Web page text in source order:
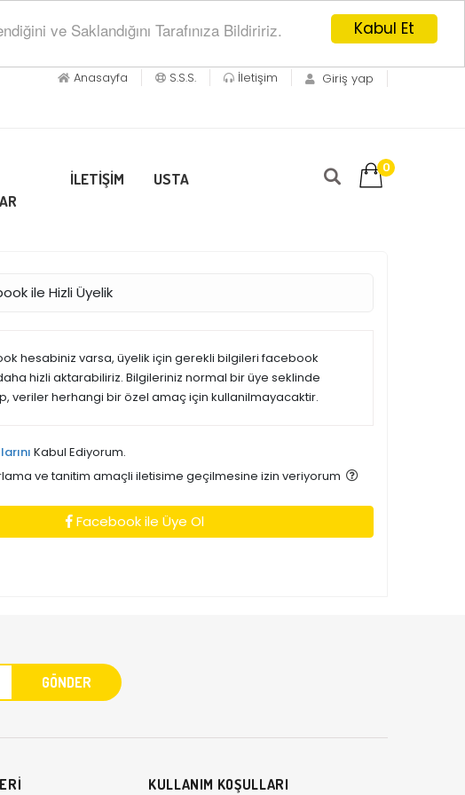
Kabul Et
ve Saklandığını Tarafınıza Bildiririz.
Giriş yap
Anasayfa S.S.S. İletişim
İLETİŞİM USTA
0
ile Hizli Üyelik
hesabiniz varsa, üyelik için gerekli bilgileri facebook
hizli aktarabiliriz. Bilgileriniz normal bir üye seklinde
veriler herhangi bir özel amaç için kullanilmayacaktir.
Kabul Ediyorum.
ve tanitim amaçli iletisime geçilmesine izin veriyorum
Facebook ile Üye Ol
KULLANIM KOŞULLARI